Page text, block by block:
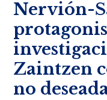
Nervión-
Zaintzen
no